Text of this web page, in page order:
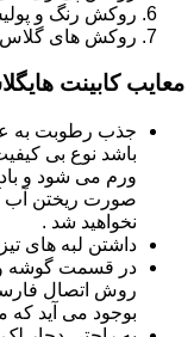
روکش رنگ و
روکش های گلاس
معایب کابینت
جذب رطوبت به
باشد نوع بی
ورم می شود و
صورت ریختن آب
نخواهید شد .
داشتن لبه های
در قسمت گوشه و
روش اتصال
بوجود می آید که